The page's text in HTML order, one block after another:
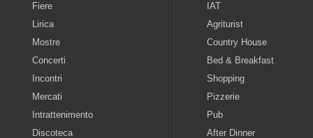
Fiere
Lirica
Mostre
Concerti
Incontri
Mercati
Intrattenimento
Discoteca
IAT
Agriturist
Country House
Bed & Breakfast
Shopping
Pizzerie
Pub
After Dinner